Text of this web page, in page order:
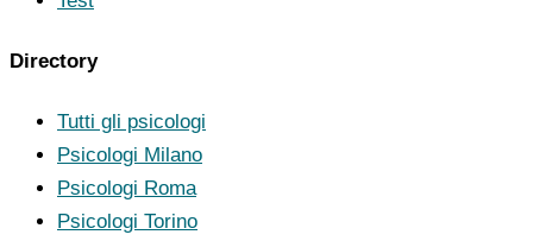
Directory
Tutti gli psicologi
Psicologi Milano
Psicologi Roma
Psicologi Torino